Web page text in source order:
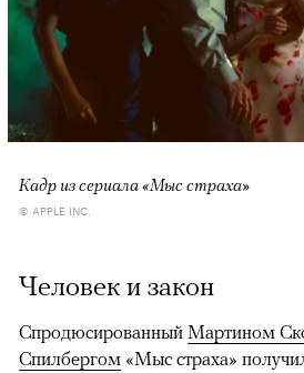
Кадр из сериала «Мыс страха»
© APPLE INC.
Человек и закон
Спродюсированный Мартином
Спилбергом «Мыс страха»